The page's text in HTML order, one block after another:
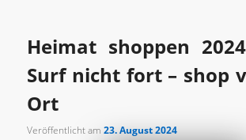
Heimat shoppen
Surf nicht fort – shop
Ort
Veröffentlicht am23. August 2024